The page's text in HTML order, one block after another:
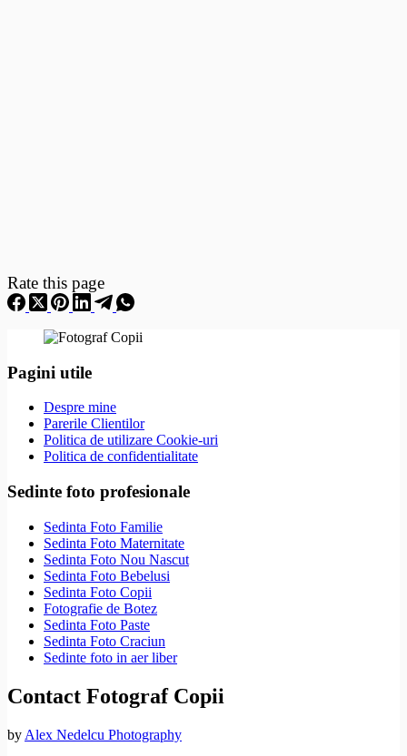
Rate this page
Pagini utile
Despre mine
Parerile Clientilor
Politica de utilizare Cookie-uri
Politica de confidentialitate
Sedinte foto profesionale
Sedinta Foto Familie
Sedinta Foto Maternitate
Sedinta Foto Nou Nascut
Sedinta Foto Bebelusi
Sedinta Foto Copii
Fotografie de Botez
Sedinta Foto Paste
Sedinta Foto Craciun
Sedinte foto in aer liber
Contact Fotograf Copii
by Alex Nedelcu Photography